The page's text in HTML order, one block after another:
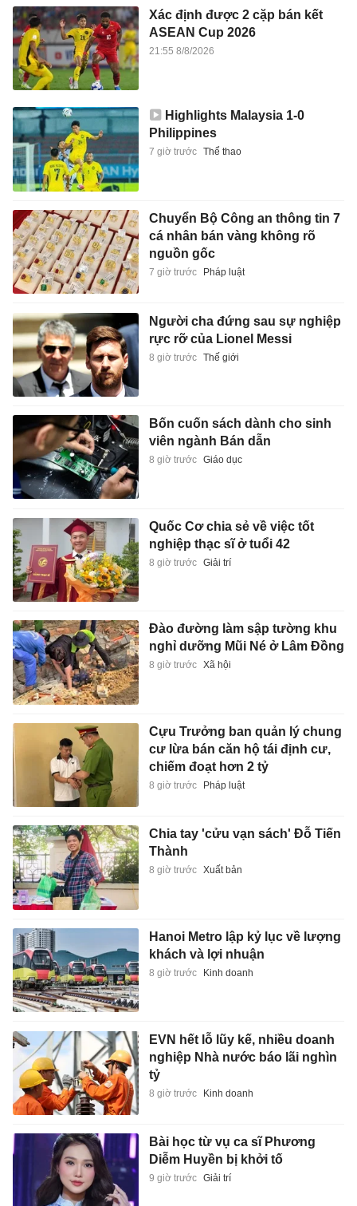
Xác định được 2 cặp bán kết
ASEAN Cup 2026
21:55 8/8/2026
Highlights Malaysia 1-0
Philippines
7 giờ trước Thể thao
Chuyển Bộ Công an thông tin 7
cá nhân bán vàng không rõ
nguồn gốc
7 giờ trước Pháp luật
Người cha đứng sau sự nghiệp
rực rỡ của Lionel Messi
8 giờ trước Thế giới
Bốn cuốn sách dành cho sinh
viên ngành Bán dẫn
8 giờ trước Giáo dục
Quốc Cơ chia sẻ về việc tốt
nghiệp thạc sĩ ở tuổi 42
8 giờ trước Giải trí
Đào đường làm sập tường khu
nghỉ dưỡng Mũi Né ở Lâm Đồng
8 giờ trước Xã hội
Cựu Trưởng ban quản lý chung
cư lừa bán căn hộ tái định cư,
chiếm đoạt hơn 2 tỷ
8 giờ trước Pháp luật
Chia tay 'cửu vạn sách' Đỗ Tiến
Thành
8 giờ trước Xuất bản
Hanoi Metro lập kỷ lục về lượng
khách và lợi nhuận
8 giờ trước Kinh doanh
EVN hết lỗ lũy kế, nhiều doanh
nghiệp Nhà nước báo lãi nghìn
tỷ
8 giờ trước Kinh doanh
Bài học từ vụ ca sĩ Phương
Diễm Huyền bị khởi tố
9 giờ trước Giải trí